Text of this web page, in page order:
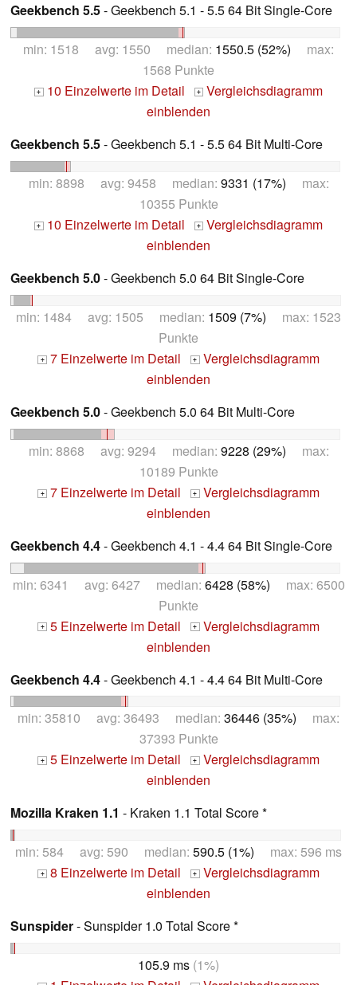
Geekbench 5.5- Geekbench 5.1 - 5.5 64 Bit Single-Core
min: 1518 avg: 1550 median: 1550.5 (52%) max:
1568 Punkte
+ 10 Einzelwerte im Detail +
Vergleichsdiagramm
einblenden
Geekbench 5.5- Geekbench 5.1 - 5.5 64 Bit Multi-Core
min: 8898 avg: 9458 median: 9331 (17%) max:
10355 Punkte
+ 10 Einzelwerte im Detail +
Vergleichsdiagramm
einblenden
Geekbench 5.0- Geekbench 5.0 64 Bit Single-Core
min: 1484 avg: 1505 median: 1509 (7%) max: 1523
Punkte
+ 7 Einzelwerte im Detail + Vergleichsdiagramm
einblenden
Geekbench 5.0- Geekbench 5.0 64 Bit Multi-Core
min: 8868 avg: 9294 median: 9228 (29%) max:
10189 Punkte
+ 7 Einzelwerte im Detail + Vergleichsdiagramm
einblenden
Geekbench 4.4- Geekbench 4.1 - 4.4 64 Bit Single-Core
min: 6341 avg: 6427 median: 6428 (58%) max: 6500
Punkte
+ 5 Einzelwerte im Detail + Vergleichsdiagramm
einblenden
Geekbench 4.4- Geekbench 4.1 - 4.4 64 Bit Multi-Core
min: 35810 avg: 36493 median: 36446 (35%) max:
37393 Punkte
+ 5 Einzelwerte im Detail + Vergleichsdiagramm
einblenden
Mozilla Kraken 1.1 - Kraken 1.1 Total Score *
min: 584 avg: 590 median: 590.5 (1%) max: 596 ms
+ 8 Einzelwerte im Detail + Vergleichsdiagramm
einblenden
Sunspider- Sunspider 1.0 Total Score *
105.9 ms (1%)